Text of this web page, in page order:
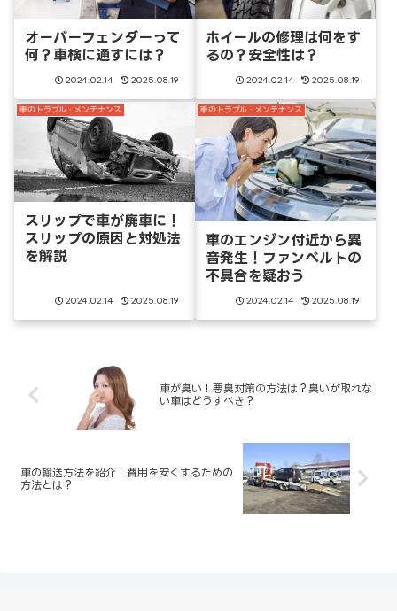
オーバーフェンダーって
何？車検に通すには？
2024.02.14 2025.08.19
ホイールの修理は何をす
るの？安全性は？
2024.02.14 2025.08.19
車のトラブル・メンテナンス
スリップで車が廃車に！
スリップの原因と対処法
を解説
2024.02.14 2025.08.19
車のトラブル・メンテナンス
車のエンジン付近から異
音発生！ファンベルトの
不具合を疑おう
2024.02.14 2025.08.19
車が臭い！悪臭対策の方法は？臭いが取れな
い車はどうすべき？
車の輸送方法を紹介！費用を安くするための
方法とは？